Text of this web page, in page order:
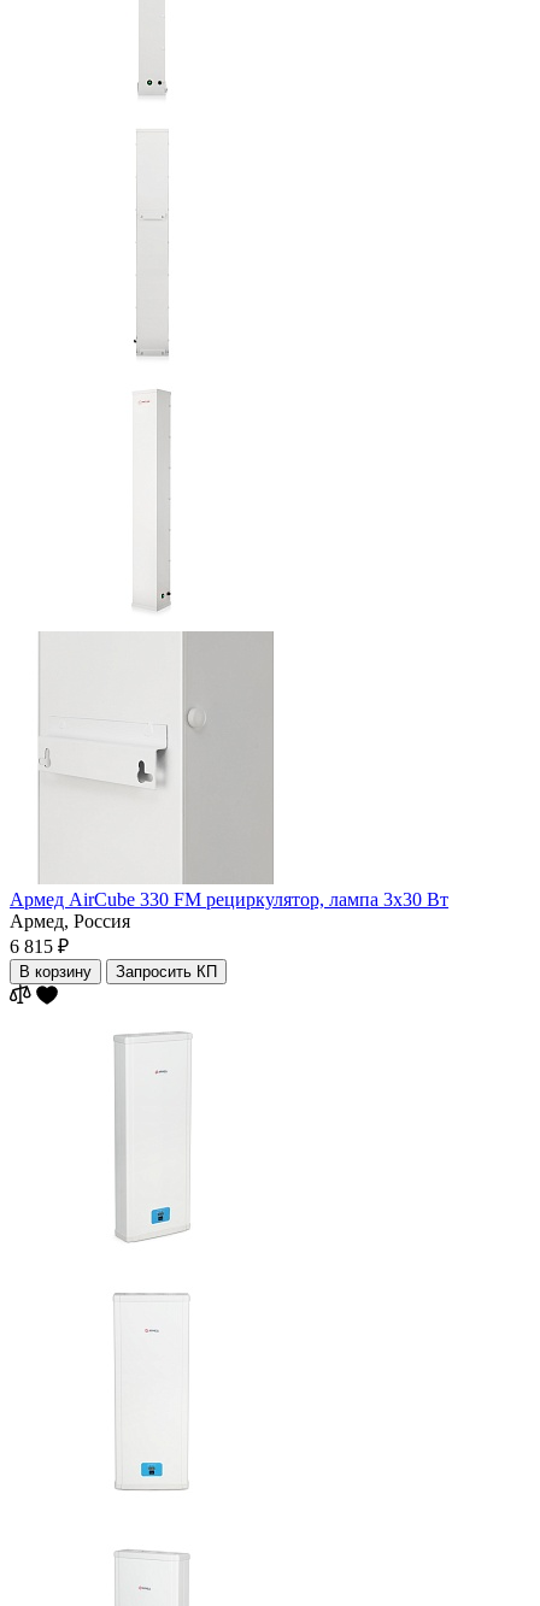
Армед AirCube 330 FM рециркулятор, лампа 3х30 Вт
Армед, Россия
6 815 ₽
В корзину Запросить КП